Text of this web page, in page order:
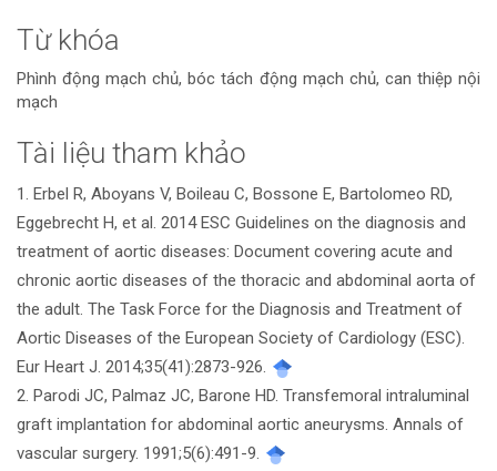
Từ khóa
Phình động mạch chủ, bóc tách động mạch chủ, can thiệp nội
mạch
Chi
tiết
bài
viết
Tài liệu tham khảo
1. Erbel R, Aboyans V, Boileau C, Bossone E, Bartolomeo RD,
Eggebrecht H, et al. 2014 ESC Guidelines on the diagnosis and
treatment of aortic diseases: Document covering acute and
chronic aortic diseases of the thoracic and abdominal aorta of
the adult. The Task Force for the Diagnosis and Treatment of
Aortic Diseases of the European Society of Cardiology (ESC).
Eur Heart J. 2014;35(41):2873-926.
2. Parodi JC, Palmaz JC, Barone HD. Transfemoral intraluminal
graft implantation for abdominal aortic aneurysms. Annals of
vascular surgery. 1991;5(6):491-9.